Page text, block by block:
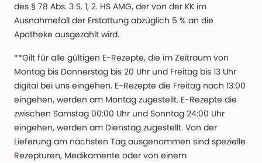
des § 78 Abs. 3 S. 1, 2. HS AMG, der von der KK im
Ausnahmefall der Erstattung abzüglich 5 % an die
Apotheke ausgezahlt wird.
**Gilt für alle gültigen E-Rezepte, die im Zeitraum von
Montag bis Donnerstag bis 20 Uhr und Freitag bis 13 Uhr
digital bei uns eingehen. E-Rezepte die Freitag nach 13:00
eingehen, werden am Montag zugestellt. E-Rezepte die
zwischen Samstag 00:00 Uhr und Sonntag 24:00 Uhr
eingehen, werden am Dienstag zugestellt. Von der
Lieferung am nächsten Tag ausgenommen sind spezielle
Rezepturen, Medikamente oder von einem